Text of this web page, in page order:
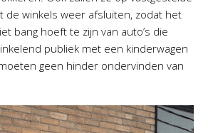
de winkels weer afsluiten, zodat het
bang hoeft te zijn van auto’s die
publiek met een kinderwagen
geen hinder ondervinden van